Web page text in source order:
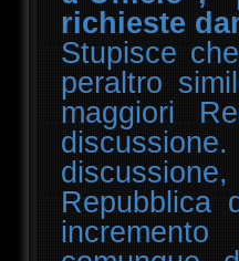
richieste
Stupisce
peraltro
maggiori
Repubblica